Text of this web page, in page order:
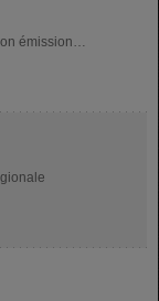
émission